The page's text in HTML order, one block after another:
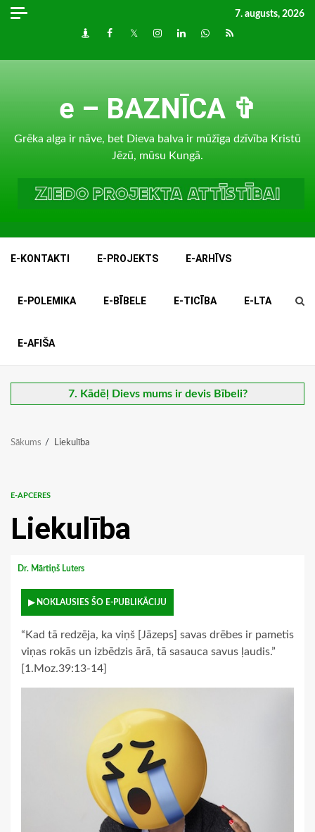
Skip
7. augusts, 2026
DraugiemFacebook
TwitterInstagram
LinkedInwhatsapp
RSS
e – BAZNĪCA ✞
Grēka alga ir nāve, bet Dieva balva ir mūžīga dzīvība Kristū
Jēzū, mūsu Kungā.
E-KONTAKTI E-PROJEKTS E-ARHĪVS
E-POLEMIKA E-BĪBELE E-TICĪBA E-LTA
E-AFIŠA
7. Kādēļ Dievs mums ir devis Bībeli?
Sākums Liekulība
E-APCERES
Liekulība
Dr. Mārtiņš Luters
▶ NOKLAUSIES ŠO E-PUBLIKĀCIJU
“Kad tā redzēja, ka viņš [Jāzeps] savas drēbes ir pametis
viņas rokās un izbēdzis ārā, tā sasauca savus ļaudis.”
[1.Moz.39:13-14]